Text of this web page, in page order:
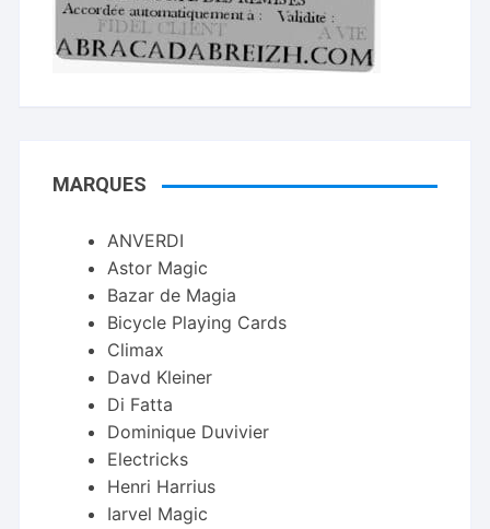
MARQUES
ANVERDI
Astor Magic
Bazar de Magia
Bicycle Playing Cards
Climax
Davd Kleiner
Di Fatta
Dominique Duvivier
Electricks
Henri Harrius
Iarvel Magic